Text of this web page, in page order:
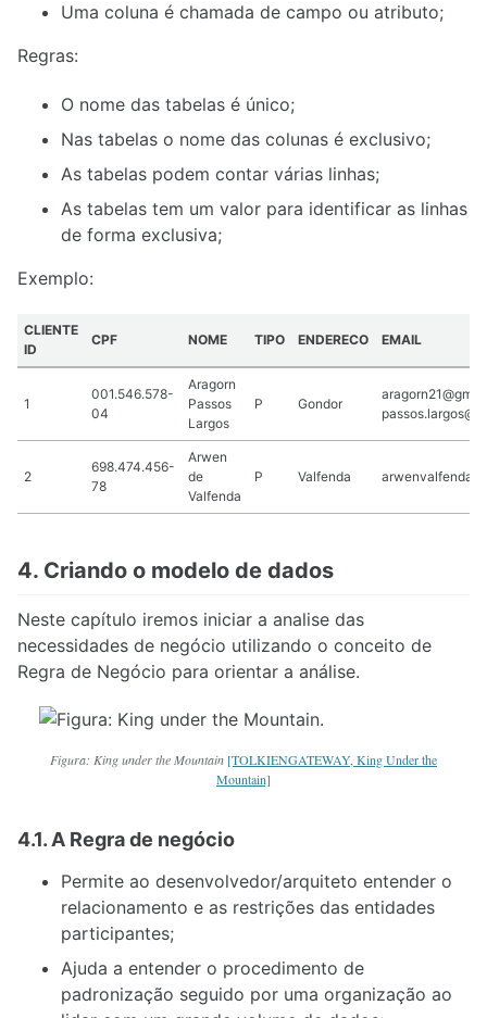
Uma coluna é chamada de campo ou atributo;
Regras:
O nome das tabelas é único;
Nas tabelas o nome das colunas é exclusivo;
As tabelas podem contar várias linhas;
As tabelas tem um valor para identificar as linhas
de forma exclusiva;
Exemplo:
CLIENTE
ID
CPF NOME TIPO ENDERECO EMAIL
1
001.546.578-
04
Aragorn
Passos
Largos
P Gondor
2
698.474.456-
78
Arwen
de
Valfenda
P Valfenda
4. Criando o modelo de dados
Neste capítulo iremos iniciar a analise das
necessidades de negócio utilizando o conceito de
Regra de Negócio para orientar a análise.
Figura: King under the Mountain [TOLKIENGATEWAY, King Under the
Mountain]
4.1. A Regra de negócio
Permite ao desenvolvedor/arquiteto entender o
relacionamento e as restrições das entidades
participantes;
Ajuda a entender o procedimento de
padronização seguido por uma organização ao